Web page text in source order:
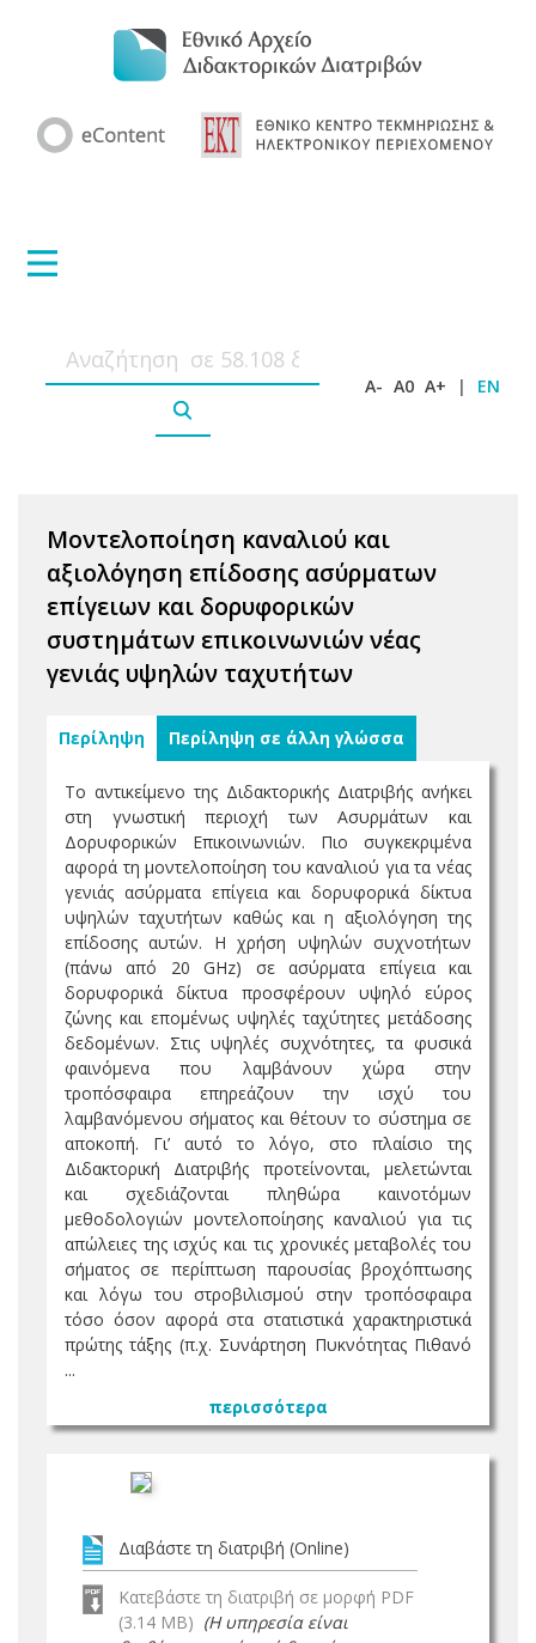
A- A0 A+ | EN
Μοντελοποίηση καναλιού και
αξιολόγηση επίδοσης ασύρματων
επίγειων και δορυφορικών
συστημάτων επικοινωνιών νέας
γενιάς υψηλών ταχυτήτων
Περίληψη Περίληψη σε άλλη γλώσσα
Το αντικείμενο της Διδακτορικής Διατριβής ανήκει
στη γνωστική περιοχή των Ασυρμάτων και
Δορυφορικών Επικοινωνιών. Πιο συγκεκριμένα
αφορά τη μοντελοποίηση του καναλιού για τα νέας
γενιάς ασύρματα επίγεια και δορυφορικά δίκτυα
υψηλών ταχυτήτων καθώς και η αξιολόγηση της
επίδοσης αυτών. Η χρήση υψηλών συχνοτήτων
(πάνω από 20 GHz) σε ασύρματα επίγεια και
δορυφορικά δίκτυα προσφέρουν υψηλό εύρος
ζώνης και επομένως υψηλές ταχύτητες μετάδοσης
δεδομένων. Στις υψηλές συχνότητες, τα φυσικά
φαινόμενα που λαμβάνουν χώρα στην
τροπόσφαιρα επηρεάζουν την ισχύ του
λαμβανόμενου σήματος και θέτουν το σύστημα σε
αποκοπή. Γι’ αυτό το λόγο, στο πλαίσιο της
Διδακτορική Διατριβής προτείνονται, μελετώνται
και σχεδιάζονται πληθώρα καινοτόμων
μεθοδολογιών μοντελοποίησης καναλιού για τις
απώλειες της ισχύς και τις χρονικές μεταβολές του
σήματος σε περίπτωση παρουσίας βροχόπτωσης
και λόγω του στροβιλισμού στην τροπόσφαιρα
τόσο όσον αφορά στα στατιστικά χαρακτηριστικά
πρώτης τάξης (π.χ. Συνάρτηση Πυκνότητας Πιθανό
...
περισσότερα
Διαβάστε τη διατριβή (Online)
Κατεβάστε τη διατριβή σε μορφή PDF
(3.14 MB) (Η υπηρεσία είναι